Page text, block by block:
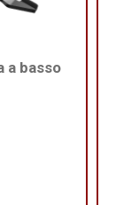
a basso